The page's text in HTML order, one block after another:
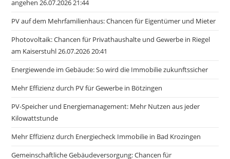
angehen 26.07.2026 21:44
PV auf dem Mehrfamilienhaus: Chancen für Eigentümer und Mieter
Photovoltaik: Chancen für Privathaushalte und Gewerbe in Riegel
am Kaiserstuhl 26.07.2026 20:41
Energiewende im Gebäude: So wird die Immobilie zukunftssicher
Mehr Effizienz durch PV für Gewerbe in Bötzingen
PV-Speicher und Energiemanagement: Mehr Nutzen aus jeder
Kilowattstunde
Mehr Effizienz durch Energiecheck Immobilie in Bad Krozingen
Gemeinschaftliche Gebäudeversorgung: Chancen für